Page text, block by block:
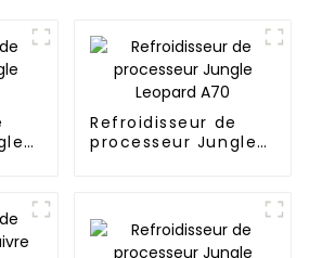
Refroidisseur de
processeur Jungle